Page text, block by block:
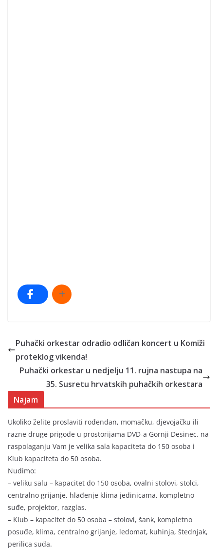
Puhački orkestar odradio odličan koncert u Komiži
proteklog vikenda!
Puhački orkestar u nedjelju 11. rujna nastupa na
35. Susretu hrvatskih puhačkih orkestara
Najam
Ukoliko želite proslaviti rođendan, momačku, djevojačku ili
razne druge prigode u prostorijama DVD-a Gornji Desinec, na
raspolaganju Vam je velika sala kapaciteta do 150 osoba i
Klub kapaciteta do 50 osoba.
Nudimo:
– veliku salu – kapacitet do 150 osoba, ovalni stolovi, stolci,
centralno grijanje, hlađenje klima jedinicama, kompletno
suđe, projektor, razglas.
– Klub – kapacitet do 50 osoba – stolovi, šank, kompletno
posuđe, klima, centralno grijanje, ledomat, kuhinja, štednjak,
perilica suđa.